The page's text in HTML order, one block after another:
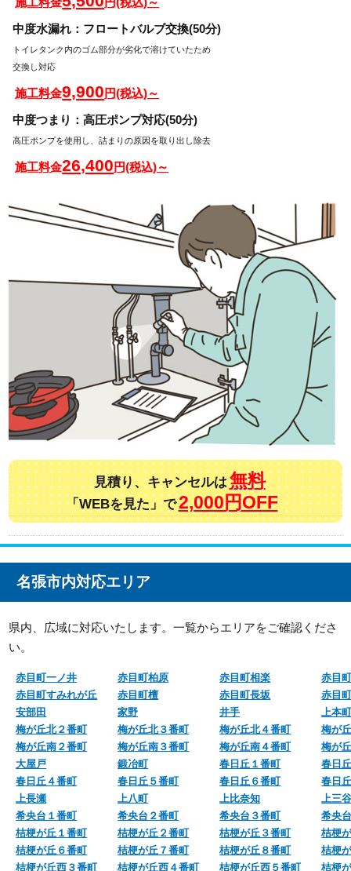
中度水漏れ：フロートバルブ交換(50分)
トイレタンク内のゴム部分が劣化で溶けていたため
交換し対応
施工料金9,900円(税込)～
中度つまり：高圧ポンプ対応(50分)
高圧ポンプを使用し、詰まりの原因を取り出し除去
施工料金26,400円(税込)～
見積り、キャンセルは 無料
「WEBを見た」で2,000円OFF
名張市内対応エリア
県内、広域に対応いたします。一覧からエリアをご確認くださ
い。
赤目町一ノ井 赤目町柏原 赤目町相楽
赤目
赤目町すみれが丘
赤目町檀 赤目町長坂
赤目
安部田
家野 井手
上本
梅が丘北２番町
梅が丘北３番町 梅が丘北４番町
梅が
梅が丘南２番町
梅が丘南３番町 梅が丘南４番町
梅が
大屋戸
鍛冶町 春日丘１番町
春日
春日丘４番町
春日丘５番町 春日丘６番町
春日
上長瀬
上八町 上比奈知
上三
希央台１番町
希央台２番町 希央台３番町
希央
桔梗が丘１番町
桔梗が丘２番町 桔梗が丘３番町
桔梗
桔梗が丘６番町
桔梗が丘７番町 桔梗が丘８番町
桔梗
桔梗が丘西３番町
桔梗が丘西４番町 桔梗が丘西５番町
桔梗